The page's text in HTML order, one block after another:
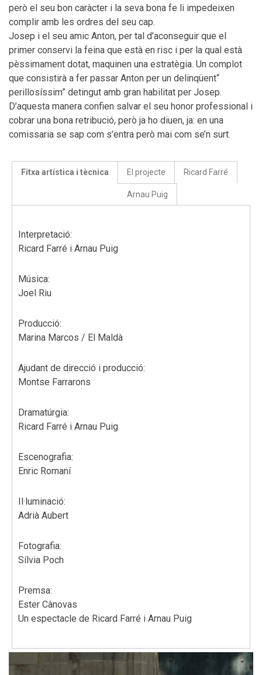
però el seu bon caràcter i la seva bona fe li impedeixen
complir amb les ordres del seu cap.
Josep i el seu amic Anton, per tal d’aconseguir que el
primer conservi la feina que està en risc i per la qual està
pèssimament dotat, maquinen una estratègia. Un complot
que consistirà a fer passar Anton per un delinqüent“
perillosíssim” detingut amb gran habilitat per Josep.
D’aquesta manera confien salvar el seu honor professional i
cobrar una bona retribució, però ja ho diuen, ja: en una
comissaria se sap com s’entra però mai com se’n surt.
Fitxa artística i tècnica El projecte Ricard Farré
Arnau Puig
Interpretació:
Ricard Farré i Arnau Puig
Música:
Joel Riu
Producció:
Marina Marcos / El Maldà
Ajudant de direcció i producció:
Montse Farrarons
Dramatúrgia:
Ricard Farré i Arnau Puig
Escenografia:
Enric Romaní
Il·luminació:
Adrià Aubert
Fotografia:
Sílvia Poch
Premsa:
Ester Cànovas
Un espectacle de Ricard Farré i Arnau Puig